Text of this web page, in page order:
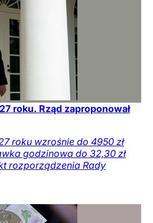
roku. Rząd zaproponował
roku wzrośnie do 4950 zł
godzinowa do 32,30 zł
rozporządzenia Rady